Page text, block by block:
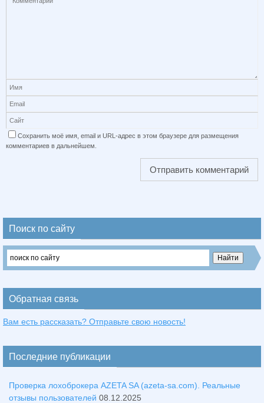
Сохранить моё имя, email и URL-адрес в этом браузере для размещения
комментариев в дальнейшем.
Поиск по сайту
Обратная связь
Вам есть рассказать? Отправьте свою новость!
Последние публикации
Проверка лохоброкера AZETA SA (azeta-sa.com). Реальные
отзывы пользователей 08.12.2025